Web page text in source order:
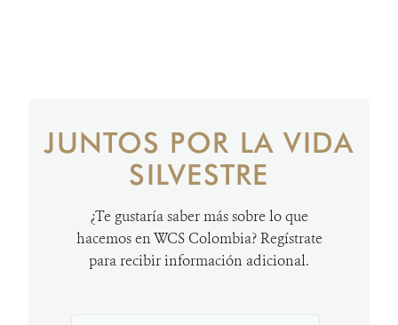
JUNTOS POR LA VIDA
SILVESTRE
¿Te gustaría saber más sobre lo que
hacemos en WCS Colombia? Regístrate
para recibir información adicional.